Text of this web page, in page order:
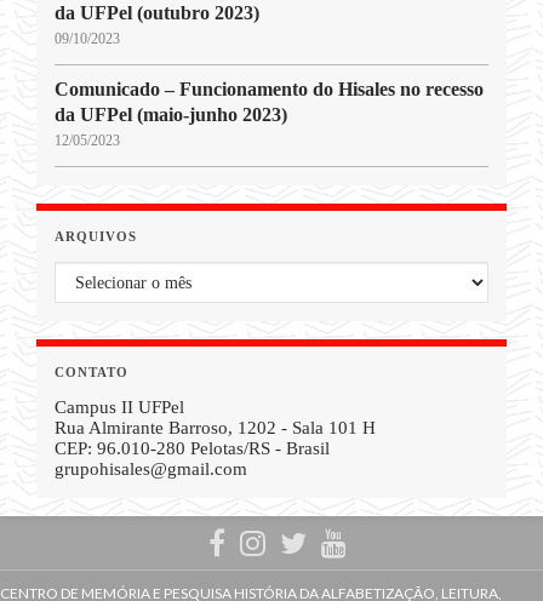
da UFPel (outubro 2023)
09/10/2023
Comunicado – Funcionamento do Hisales no recesso
da UFPel (maio-junho 2023)
12/05/2023
ARQUIVOS
CONTATO
Campus II UFPel
Rua Almirante Barroso, 1202 - Sala 101 H
CEP: 96.010-280 Pelotas/RS - Brasil
grupohisales@gmail.com
CENTRO DE MEMÓRIA E PESQUISA HISTÓRIA DA ALFABETIZAÇÃO, LEITURA,